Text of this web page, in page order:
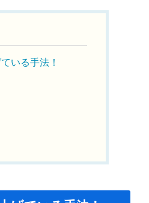
いる手法！